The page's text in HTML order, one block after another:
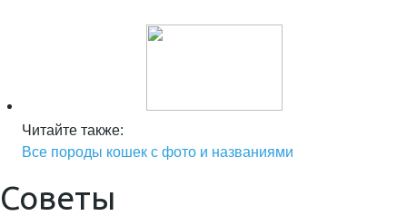
Читайте также:
Все породы кошек с фото и названиями
Советы